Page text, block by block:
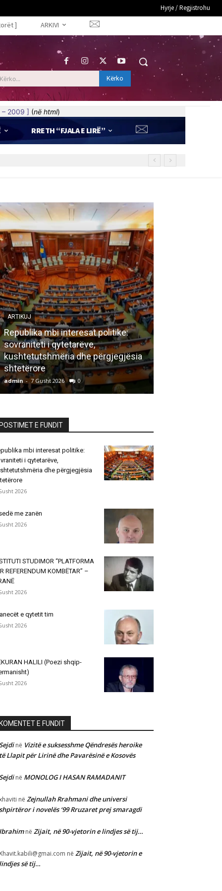
Hyrje / Regjistrohu
] ARKIVI
Kërko
2009 ] (në html)
RRETH “FJALA E LIRË”
ARTIKUJ
Republika mbi interesat politike:
sovraniteti i qytetarëve,
kushtetutshmëria dhe përgjegjësia
shtetërore
admin - 7 Gusht 2026 0
E FUNDIT
mbi interesat politike:
i qytetarëve,
dhe përgjegjësia
2026
me zanën
2026
STUDIMOR “PLATFORMA
REFERENDUM KOMBËTAR” –
2026
e qytetit tim
2026
HALILI (Poezi shqip-
2026
E FUNDIT
në Vizitë e suksesshme Qëndresës heroike
Llapit për Lirinë dhe Pavarësinë e Kosovës
në MONOLOG I HASAN RAMADANIT
në Zejnullah Rrahmani dhe universi
i novelës ‘99 Rruzaret prej smaragdi
në Zijait, në 90-vjetorin e lindjes së tij…
në Zijait, në 90-vjetorin e
së tij…